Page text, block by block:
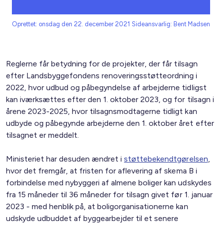
Oprettet: onsdag den 22. december 2021 Sideansvarlig: Bent Madsen
Reglerne får betydning for de projekter, der får tilsagn
efter Landsbyggefondens renoveringsstøtteordning i
2022, hvor udbud og påbegyndelse af arbejderne tidligst
kan iværksættes efter den 1. oktober 2023, og for tilsagn i
årene 2023-2025, hvor tilsagnsmodtagerne tidligt kan
udbyde og påbegynde arbejderne den 1. oktober året efter
tilsagnet er meddelt.
Ministeriet har desuden ændret istøttebekendtgørelsen,
hvor det fremgår, at fristen for aflevering af skema B i
forbindelse med nybyggeri af almene boliger kan udskydes
fra 15 måneder til 36 måneder for tilsagn givet før 1. januar
2023 - med henblik på, at boligorganisationerne kan
udskyde udbuddet af byggearbejder til et senere